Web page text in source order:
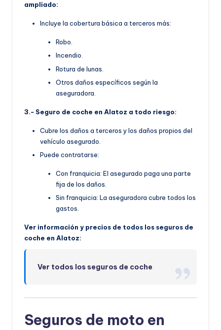
ampliado:
Incluye la cobertura básica a terceros más:
Robo.
Incendio.
Rotura de lunas.
Otros daños específicos según la
aseguradora.
3.- Seguro de coche en Alatoz a todo riesgo:
Cubre los daños a terceros y los daños propios del
vehículo asegurado.
Puede contratarse:
Con franquicia: El asegurado paga una parte
fija de los daños.
Sin franquicia: La aseguradora cubre todos los
gastos.
Ver información y precios de todos los seguros de
coche en Alatoz:
Ver todos los seguros de coche
Seguros de moto en